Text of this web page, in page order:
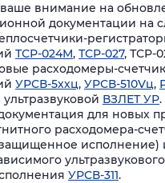
внимание на
документации на
ТСР-024М, ТСР-027, ТСР-
расходомеры-
УРСВ-5ххц, УРСВ-510Vц,
ВЗЛЕТ УР.
для новых
расходомера-
исполнение)
УРСВ-311.